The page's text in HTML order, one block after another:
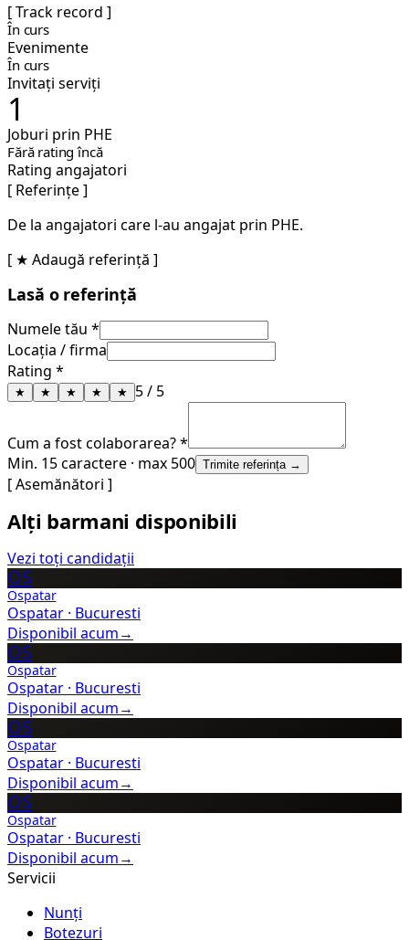
[ Track record ]
În curs
Evenimente
În curs
Invitați serviți
1
Joburi prin PHE
Fără rating încă
Rating angajatori
[ Referințe ]
De la angajatori care l-au angajat prin PHE.
[ ★ Adaugă referință ]
Lasă o referință
Numele tău *
Locația / firma
Rating *
★ ★ ★ ★ ★ 5/ 5
Cum a fost colaborarea? *
Min. 15 caractere · max 500 Trimite referința →
[ Asemănători ]
Alți barmani disponibili
Vezi toți candidații
OS
Ospatar
Ospatar · Bucuresti
Disponibil acum→
OS
Ospatar
Ospatar · Bucuresti
Disponibil acum→
OS
Ospatar
Ospatar · Bucuresti
Disponibil acum→
OS
Ospatar
Ospatar · Bucuresti
Disponibil acum→
Servicii
Nunți
Botezuri